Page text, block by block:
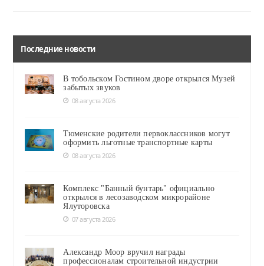
Последние новости
В тобольском Гостином дворе открылся Музей
забытых звуков
08 августа 2026
Тюменские родители первоклассников могут
оформить льготные транспортные карты
08 августа 2026
Комплекс "Банный бунтарь" официально
открылся в лесозаводском микрорайоне
Ялуторовска
07 августа 2026
Александр Моор вручил награды
профессионалам строительной индустрии